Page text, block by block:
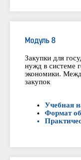
Модуль 8
Закупки для
нужд в системе
экономики.
закупок
Учебная
Формат